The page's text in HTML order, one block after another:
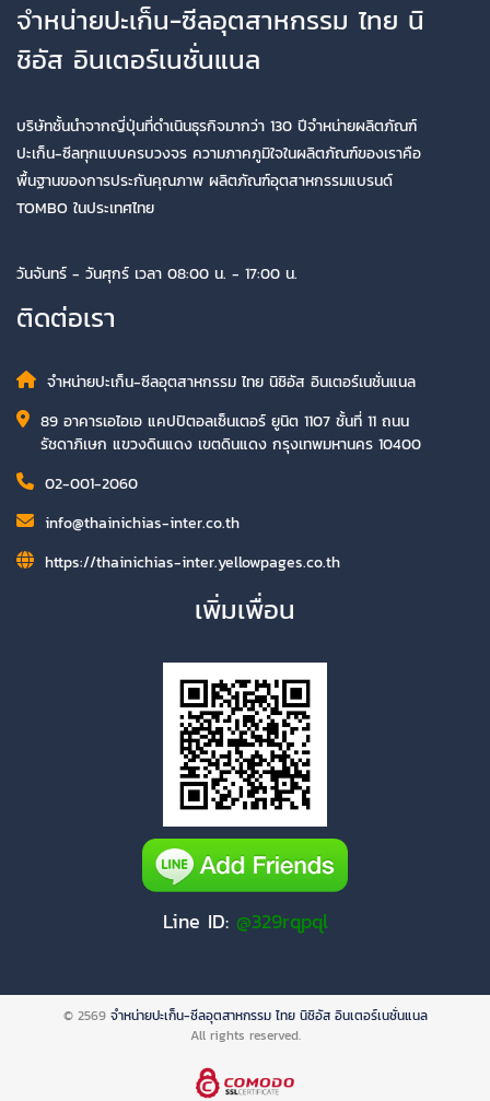
จำหน่ายปะเก็น-ซีลอุตสาหกรรม ไทย นิ
ชิอัส อินเตอร์เนชั่นแนล
บริษัทชั้นนำจากญี่ปุ่นที่ดำเนินธุรกิจมากว่า 130 ปีจำหน่ายผลิตภัณฑ์
ปะเก็น-ซีลทุกแบบครบวงจร ความภาคภูมิใจในผลิตภัณฑ์ของเราคือ
พื้นฐานของการประกันคุณภาพ ผลิตภัณฑ์อุตสาหกรรมแบรนด์
TOMBO ในประเทศไทย
วันจันทร์ - วันศุกร์ เวลา 08:00 น. - 17:00 น.
ติดต่อเรา
จำหน่ายปะเก็น-ซีลอุตสาหกรรม ไทย นิชิอัส อินเตอร์เนชั่นแนล
89 อาคารเอไอเอ แคปปิตอลเซ็นเตอร์ ยูนิต 1107 ชั้นที่ 11 ถนน
รัชดาภิเษก แขวงดินแดง เขตดินแดง กรุงเทพมหานคร 10400
02-001-2060
info@thainichias-inter.co.th
https://thainichias-inter.yellowpages.co.th
เพิ่มเพื่อน
Line ID: @329rqpql
© 2569 จำหน่ายปะเก็น-ซีลอุตสาหกรรม ไทย นิชิอัส อินเตอร์เนชั่นแนล
All rights reserved.